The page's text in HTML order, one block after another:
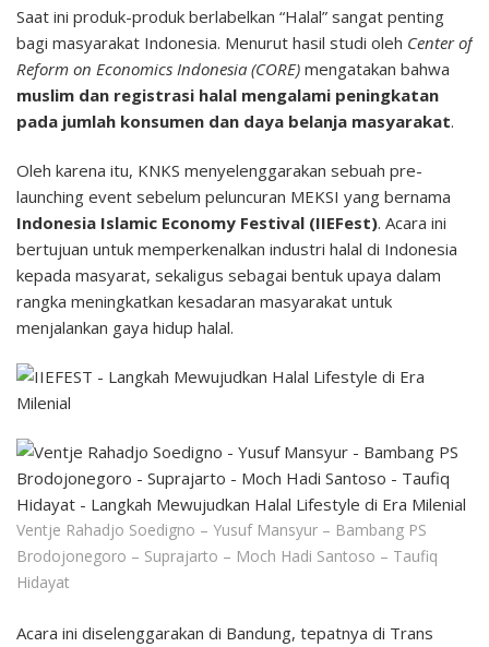
Saat ini produk-produk berlabelkan “Halal” sangat penting
bagi masyarakat Indonesia. Menurut hasil studi oleh Center of
Reform on Economics Indonesia (CORE) mengatakan bahwa
muslim dan registrasi halal mengalami peningkatan
pada jumlah konsumen dan daya belanja masyarakat.
Oleh karena itu, KNKS menyelenggarakan sebuah pre-
launching event sebelum peluncuran MEKSI yang bernama
Indonesia Islamic Economy Festival (IIEFest). Acara ini
bertujuan untuk memperkenalkan industri halal di Indonesia
kepada masyarat, sekaligus sebagai bentuk upaya dalam
rangka meningkatkan kesadaran masyarakat untuk
menjalankan gaya hidup halal.
Ventje Rahadjo Soedigno – Yusuf Mansyur – Bambang PS
Brodojonegoro – Suprajarto – Moch Hadi Santoso – Taufiq
Hidayat
Acara ini diselenggarakan di Bandung, tepatnya di Trans